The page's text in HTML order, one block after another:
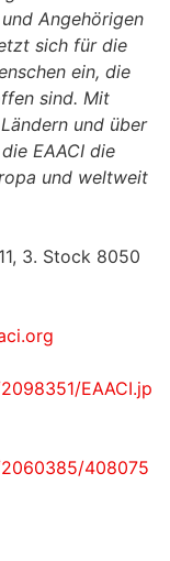
Angehörigen
sich für die
ein, die
sind. Mit
und über
EAACI die
und weltweit
3. Stock 8050
EAACI.jp
408075